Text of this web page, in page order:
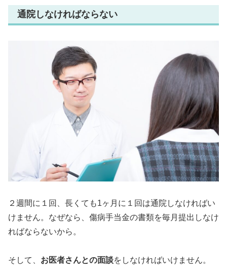
通院しなければならない
２週間に１回、長くても1ヶ月に１回は通院しなければい
けません。なぜなら、傷病手当金の書類を毎月提出しなけ
ればならないから。
そして、 お医者さんとの面談をしなければいけません。